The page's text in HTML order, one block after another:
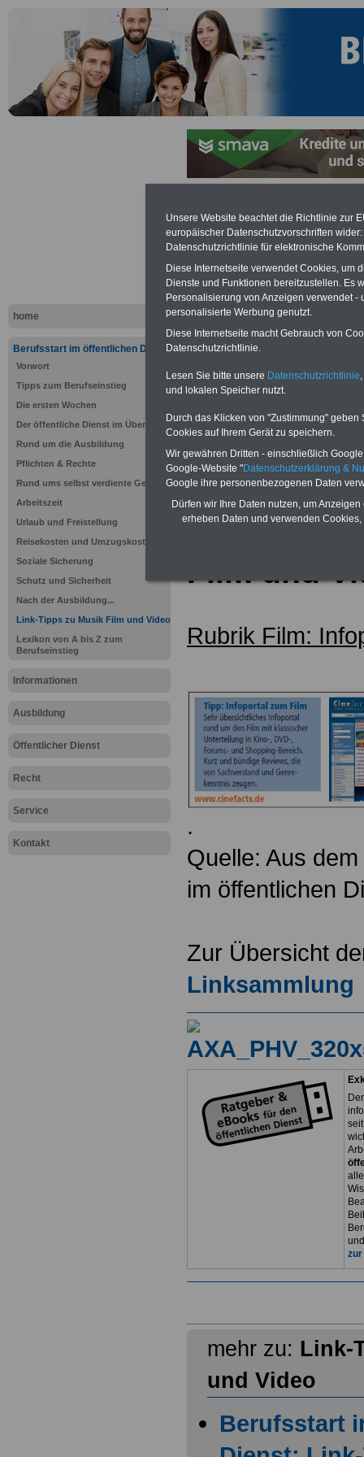
home
Berufsstart im öffentlichen Dienst
Vorwort
Tipps zum Berufseinstieg
Die ersten Wochen
Der öffentliche Dienst im Überblick
Rund um die Ausbildung
Pflichten & Rechte
Rund ums selbst verdiente Geld
Arbeitszeit
Urlaub und Freistellung
Reisekosten und Umzugskosten
Soziale Sicherung
Schutz und Sicherheit
Nach der Ausbildung...
Link-Tipps zu Musik Film und Video
Lexikon von A bis Z zum
Berufseinstieg
Informationen
Ausbildung
Öffentlicher Dienst
Recht
Service
Kontakt
Film -
Sie interessieren sich für einen
öffentlichen Dienst? >>>hier finden
Stellenangebote
Film und
Rubrik Film:
.
Quelle: Aus
im öffentlichen
Zur Übersicht
Linksammlung
mehr zu: Link-
und Video
Berufsstart
Unsere Website beachtet die Richtlinie zur
europäischer Datenschutzvorschriften
Datenschutzrichtlinie für elektronische
Diese Internetseite verwendet Cookies, um
Dienste und Funktionen bereitzustellen. Es
Personalisierung von Anzeigen verwendet
personalisierte Werbung genutzt.
Diese Internetseite macht Gebrauch von
Datenschutzrichtlinie.
Lesen Sie bitte unsere Datenschutzrichtlinie
und lokalen Speicher nutzt.
Durch das Klicken von "Zustimmung"
Cookies auf Ihrem Gerät zu speichern.
Wir gewähren Dritten - einschließlich
Google-Website "Datenschutzerklärung &
Google ihre personenbezogenen Daten
Dürfen wir Ihre Daten nutzen, um
erheben Daten und verwenden